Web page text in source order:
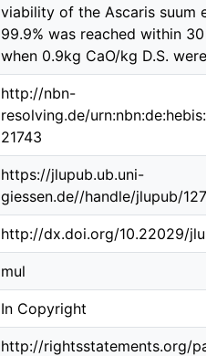
viability of the Ascaris suum
99.9% was reached within 30
when 0.9kg CaO/kg D.S. were
http://nbn-
resolving.de/
21743
https://jlupub.ub.uni-
giessen.de//handle/jlupub/
http://dx.doi.org/10.22029/
mul
In Copyright
http://rightsstatements.org/